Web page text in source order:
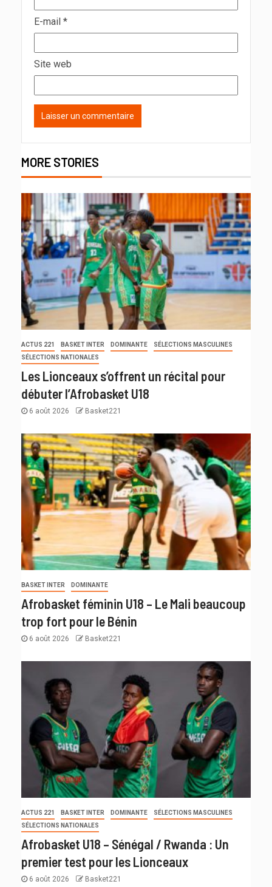
E-mail *
Site web
MORE STORIES
ACTUS 221 BASKET INTER DOMINANTE
SÉLECTIONS MASCULINES
SÉLECTIONS NATIONALES
Les Lionceaux s’offrent un récital pour
débuter l’Afrobasket U18
6 août 2026 Basket221
BASKET INTER DOMINANTE
Afrobasket féminin U18 – Le Mali beaucoup
trop fort pour le Bénin
6 août 2026 Basket221
ACTUS 221 BASKET INTER DOMINANTE
SÉLECTIONS MASCULINES
SÉLECTIONS NATIONALES
Afrobasket U18 – Sénégal / Rwanda : Un
premier test pour les Lionceaux
6 août 2026 Basket221